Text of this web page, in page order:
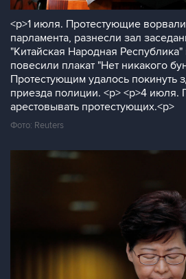
<p>1 июля. Протестующие
парламента, разнесли зал
"Китайская Народная Республика"
повесили плакат "Нет никакого
Протестующим удалось покинуть
приезда полиции. <p> <p>4 июля.
арестовывать протестующих.<p>
Фото: Reuters